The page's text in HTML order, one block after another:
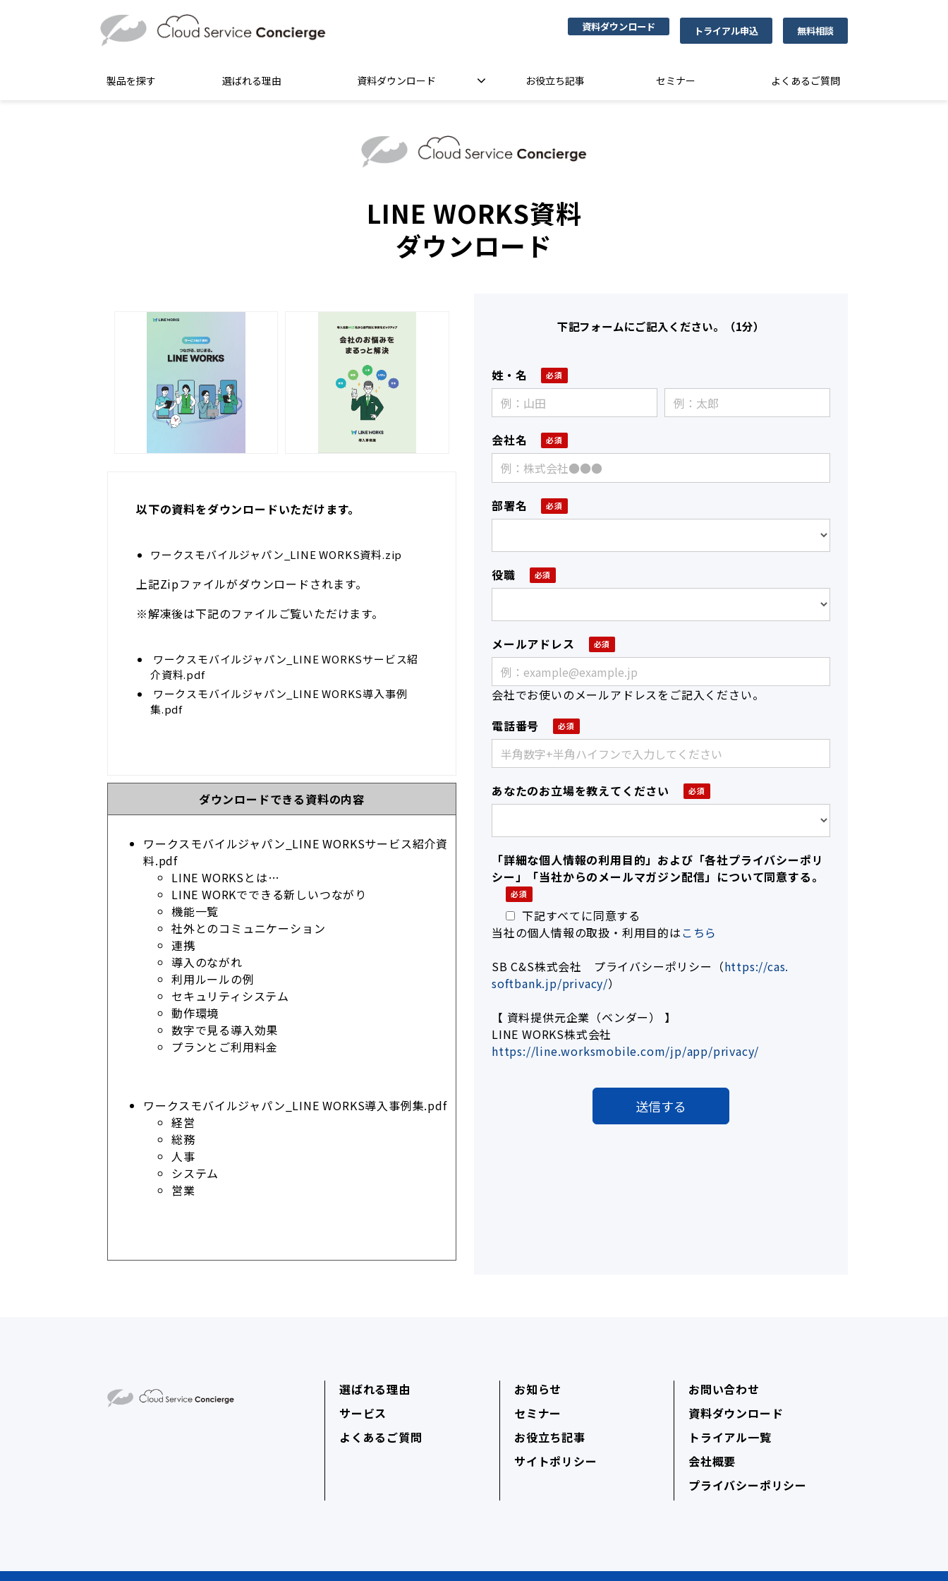
資料ダウンロード トライアル申込 無料相談
製品を探す 選ばれる理由 資料ダウンロード お役立ち記事 セミナー よくあるご質問
LINE WORKS資料
ダウンロード
以下の資料をダウンロードいただけます。
ワークスモバイルジャパン_LINE WORKS資料.zip
上記Zipファイルがダウンロードされます。
※解凍後は下記のファイルご覧いただけます。
ワークスモバイルジャパン_LINE WORKSサービス紹
介資料.pdf
ワークスモバイルジャパン_LINE WORKS導入事例
集.pdf
ダウンロードできる資料の内容
ワークスモバイルジャパン_LINE WORKSサービス紹介資
料.pdf
LINE WORKSとは…
LINE WORKでできる新しいつながり
機能一覧
社外とのコミュニケーション
連携
導入のながれ
利用ルールの例
セキュリティシステム
動作環境
数字で見る導入効果
プランとご利用料金
ワークスモバイルジャパン_LINE WORKS導入事例集.pdf
経営
総務
人事
システム
営業
下記フォームにご記入ください。（1分）
姓・名
会社名
部署名
役職
メールアドレス
会社でお使いのメールアドレスをご記入ください。
電話番号
あなたのお立場を教えてください
「詳細な個人情報の利用目的」および「各社プライバシーポリ
シー」「当社からのメールマガジン配信」について同意する。
下記すべてに同意する
当社の個人情報の取扱・利用目的はこちら
SB C&S株式会社 プライバシーポリシー（https://cas.
softbank.jp/privacy/）
【 資料提供元企業（ベンダー） 】
LINE WORKS株式会社
https://line.worksmobile.com/jp/app/privacy/
選ばれる理由
サービス
よくあるご質問
お知らせ
セミナー
お役立ち記事
サイトポリシー
お問い合わせ
資料ダウンロード
トライアル一覧
会社概要
プライバシーポリシー